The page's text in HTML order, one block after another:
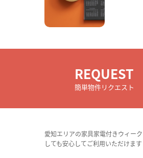
REQUEST
簡単物件リクエスト
愛知エリアの家具家電付きウィー
しても安心してご利用いただけま